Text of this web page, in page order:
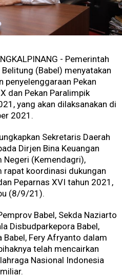
- Pemerintah
(Babel) menyatakan
penyelenggaraan Pekan
dan Pekan Paralimpik
yang akan dilaksanakan di
2021.
Sekretaris Daerah
Dirjen Bina Keuangan
Negeri (Kemendagri),
koordinasi dukungan
Peparnas XVI tahun 2021,
(8/9/21).
Babel, Sekda Naziarto
Disbudparkepora Babel,
Babel, Fery Afryanto dalam
telah mencairkan
Nasional Indonesia